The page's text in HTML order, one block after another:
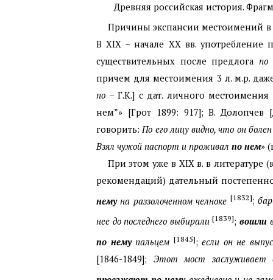
Древняя российская история.
Причины экспансии местоимений
ВXIX – начале XX вв. употребление
существительных после предлога по
причем для местоимения 3 л. м.р.
по – Г.К.] с дат. личного
нем”» [Грот 1899: 917]; В. Долопчев
говорить: По его лицу видно, что он болен
Взял чужой паспорт и проживал по нем»
При этом уже в XIX в. в литературе
рекомендаций) дательный
немуна раззолоченном челноке [1832];
нее до последнего выбирали [1839];вошли
по немупальцем [1845];если он не
[1846-1849]; Этот мост заслуживает